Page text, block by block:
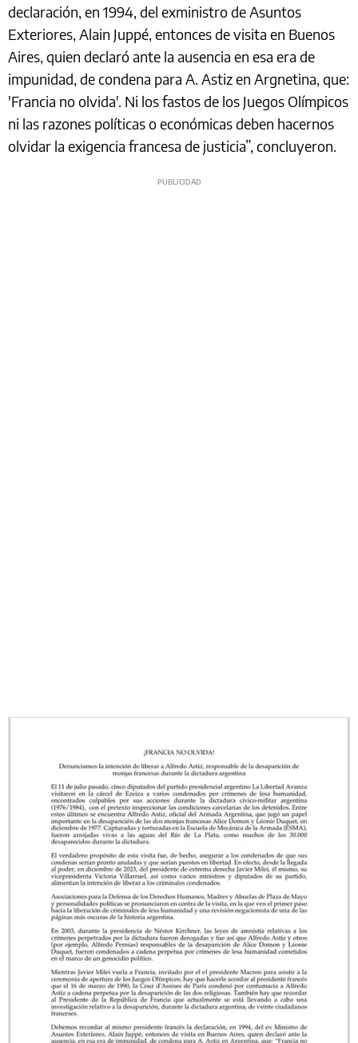
declaración, en 1994, del exministro de Asuntos
Exteriores, Alain Juppé, entonces de visita en Buenos
Aires, quien declaró ante la ausencia en esa era de
impunidad, de condena para A. Astiz en Argnetina, que:
'Francia no olvida'. Ni los fastos de los Juegos Olímpicos
ni las razones políticas o económicas deben hacernos
olvidar la exigencia francesa de justicia”, concluyeron.